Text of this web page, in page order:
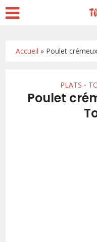
Accueil » Poulet
PLATS •
Poulet